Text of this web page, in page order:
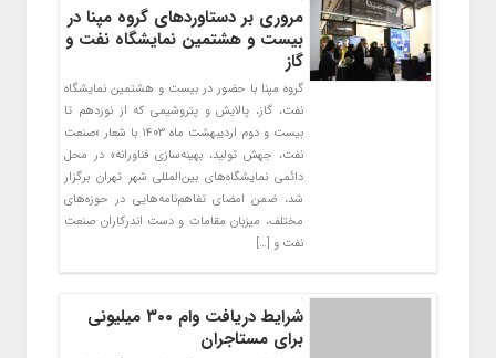
مروری بر دستاوردهای گروه مپنا در
بیست و هشتمین نمایشگاه نفت و
گاز
گروه مپنا با حضور در بیست و هشتمین نمایشگاه
نفت، گاز، پالایش و پتروشیمی که از نوزدهم تا
بیست و دوم اردیبهشت ماه ۱۴۰۳ با شعار «صنعت
نفت، جهش تولید، بهینه‌سازی فناورانه» در محل
دائمی نمایشگاه‌های بین‌المللی شهر تهران برگزار
شد، ضمن امضای تفاهم‌نامه‌هایی در حوزه‌های
مختلف، میزبان مقامات و دست اندرکاران صنعت
نفت و […]
شرایط دریافت وام ۳۰۰ میلیونی
برای مستاجران